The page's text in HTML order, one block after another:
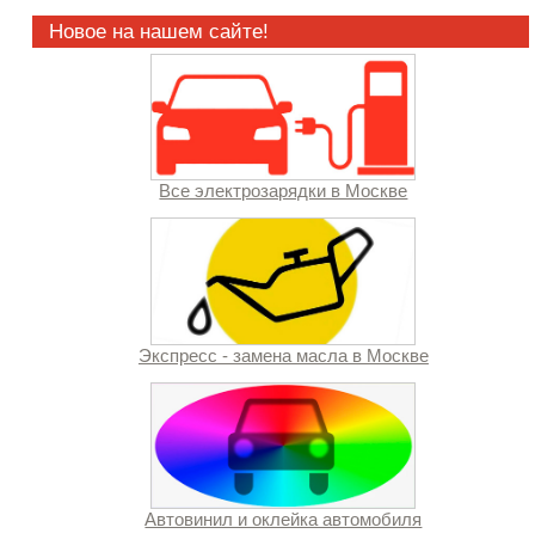
Новое на нашем сайте!
Все электрозарядки в Москве
Экспресс - замена масла в Москве
Автовинил и оклейка автомобиля